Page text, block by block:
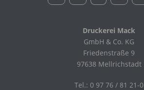
Druckerei Mack
GmbH & Co. KG
Friedenstraße 9
97638 Mellrichstadt
Tel.: 0 97 76 / 81 21-0